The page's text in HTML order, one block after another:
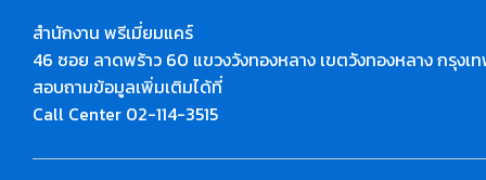
สำนักงาน พรีเมี่ยมแคร์
46 ซอย ลาดพร้าว 60 แขวงวังทองหลาง เขตวังทองหลาง กรุงเ
สอบถามข้อมูลเพิ่มเติมได้ที่
Call Center 02-114-3515